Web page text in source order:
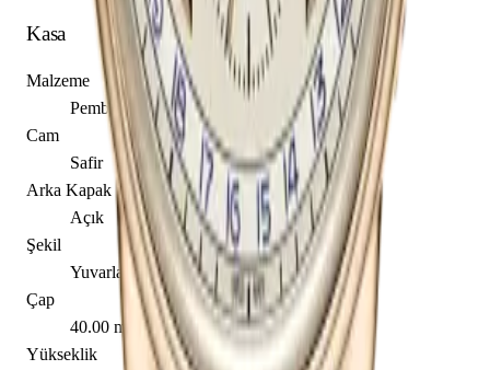
Kasa
Malzeme
Pembe Altın
Cam
Safir
Arka Kapak
Açık
Şekil
Yuvarlak
Çap
40.00 mm
Yükseklik